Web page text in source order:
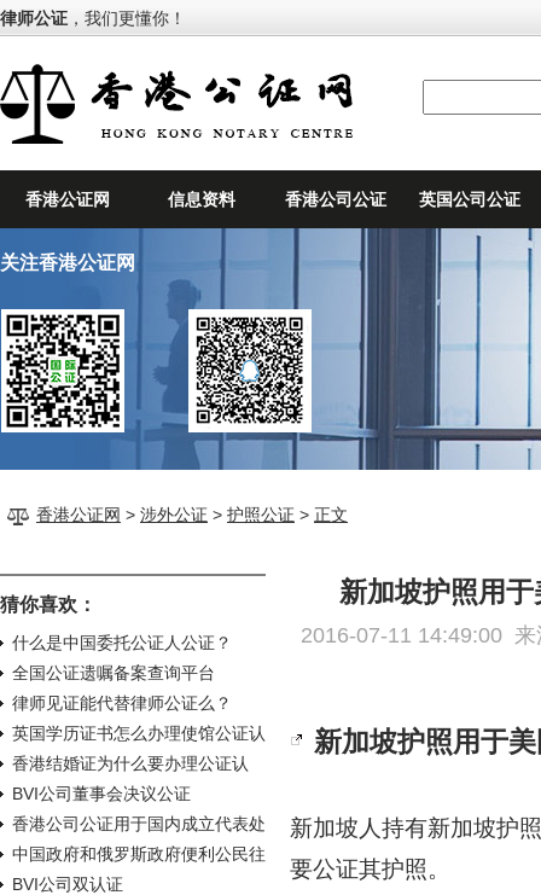
律师公证 ，我们更懂你！
香港公证网 信息资料 香港公司公证 英国公司公证
关注香港公证网
香港公证网 > 涉外公证 > 护照公证 > 正文
猜你喜欢：
什么是中国委托公证人公证？
全国公证遗嘱备案查询平台
律师见证能代替律师公证么？
英国学历证书怎么办理使馆公证认
证？
香港结婚证为什么要办理公证认
证？
BVI公司董事会决议公证
香港公司公证用于国内成立代表处
怎么办理？
中国政府和俄罗斯政府便利公民往
来协议生效
BVI公司双认证
新加坡护照用
2016-07-11 14:49:00 来
新加坡护照用于
新加坡人持有新加坡护
要公证其护照。